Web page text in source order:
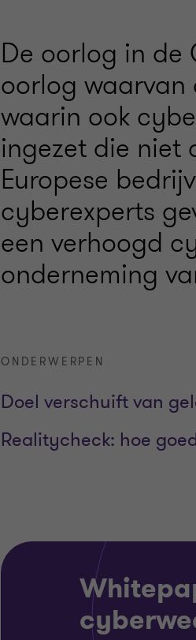
De oorlog in de
oorlog
waarin ook
ingezet die niet
Europese
cyberexperts
een verhoogd
onderneming
ONDERWERPEN
Doel verschuift van
Realitycheck: hoe